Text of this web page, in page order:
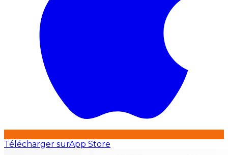
Télécharger surApp Store